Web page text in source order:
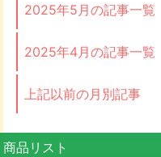
2025年5月の記事一覧
2025年4月の記事一覧
上記以前の月別記事
商品リスト